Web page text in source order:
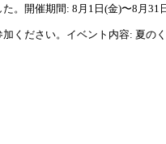
。開催期間: 8月1日(金)〜8月
ください。イベント内容: 夏の